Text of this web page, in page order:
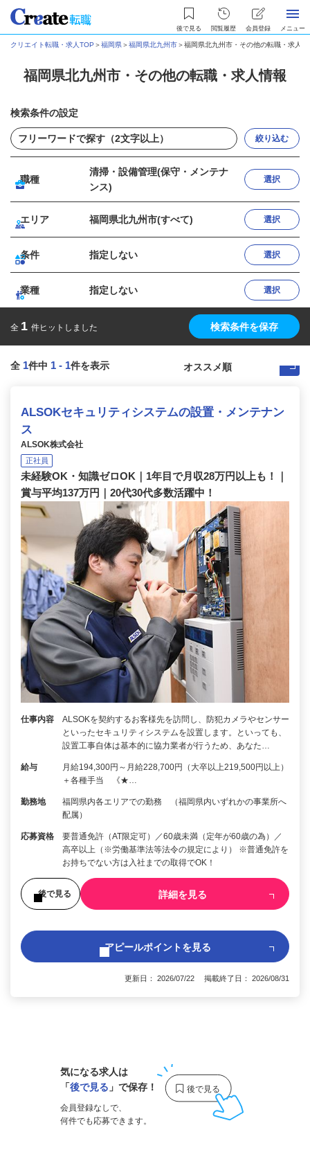
後で見る 閲覧履歴 会員登録 メニュー
クリエイト転職・求人TOP ＞福岡県＞福岡県北九州市＞福岡県北九州市・その他の転職・求人情
福岡県北九州市・その他の転職・求人情報
検索条件の設定
絞り込む
職種
清掃・設備管理(保守・メンテナ
ンス)
選択
エリア 福岡県北九州市(すべて) 選択
条件 指定しない 選択
業種 指定しない 選択
全 1 件ヒットしました 検索条件を保存
全 1件中 1 - 1件を表示
ALSOKセキュリティシステムの設置・メンテナン
ス
ALSOK株式会社
正社員
未経験OK・知識ゼロOK｜1年目で月収28万円以上も！｜
賞与平均137万円｜20代30代多数活躍中！
仕事内容
ALSOKを契約するお客様先を訪問し、防犯カメラやセンサー
といったセキュリティシステムを設置します。といっても、
設置工事自体は基本的に協力業者が行うため、あなた…
給与
月給194,300円～月給228,700円（大卒以上219,500円以上）
＋各種手当 《★…
勤務地
福岡県内各エリアでの勤務 （福岡県内いずれかの事業所へ
配属）
応募資格
要普通免許（AT限定可）／60歳未満（定年が60歳の為）／
高卒以上（※労働基準法等法令の規定により） ※普通免許を
お持ちでない方は入社までの取得でOK！
後で見る 詳細を見る
アピールポイントを見る
更新日： 2026/07/22 掲載終了日： 2026/08/31
気になる求人は
「後で見る 」で保存！
会員登録なしで、
何件でも応募できます。